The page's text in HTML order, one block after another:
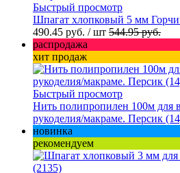
Быстрый просмотр
Шпагат хлопковый 5 мм
490.45 руб. / шт 544.95 руб.
распродажа
хит продаж
Быстрый просмотр
Нить полипропилен 100м для
рукоделия/макраме. Персик
новинка
рекомендуем